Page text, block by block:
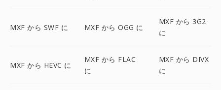
MXF から SWF に MXF から OGG に
MXF から 3G2
に
MXF から HEVC に
MXF から FLAC
に
MXF から DIVX
に